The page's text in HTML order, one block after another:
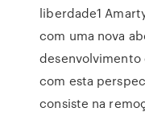
liberdade1
com uma nova
com esta
consiste na